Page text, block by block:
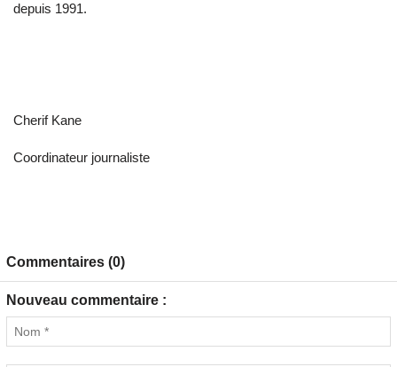
depuis 1991.
Cherif Kane
Coordinateur journaliste
Commentaires (0)
Nouveau commentaire :